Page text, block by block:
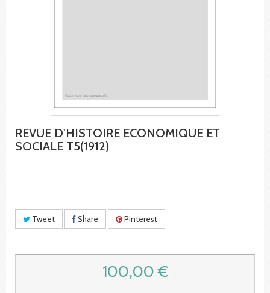
REVUE D'HISTOIRE ECONOMIQUE ET
SOCIALE T5(1912)
Tweet Share Pinterest
100,00 €